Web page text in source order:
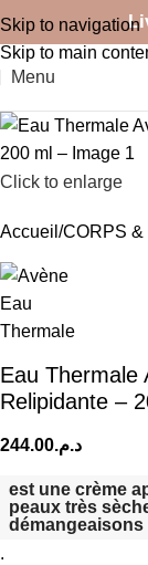
Skip to navigation
Skip to main
Menu
Click to enlarge
Accueil CORPS &
Eau Thermale
Relipidante –
د.م.244.00
est une crème
peaux très
démangeaisons
.